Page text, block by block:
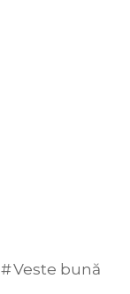
Veste bună